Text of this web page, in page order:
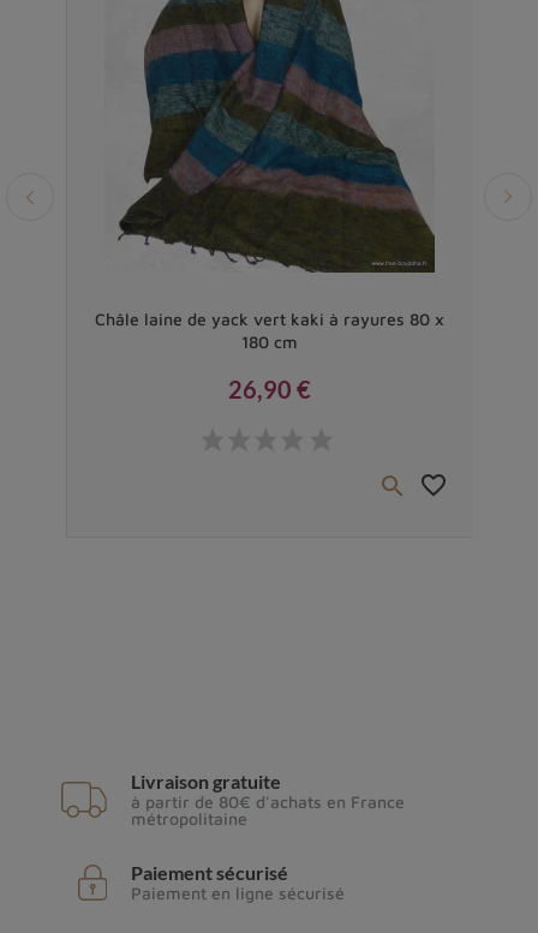
Châle laine de yack vert kaki à rayures 80 x
180 cm
26,90 €
 favorite_border
Livraison gratuite
à partir de 80€ d'achats en France
métropolitaine
Paiement sécurisé
Paiement en ligne sécurisé